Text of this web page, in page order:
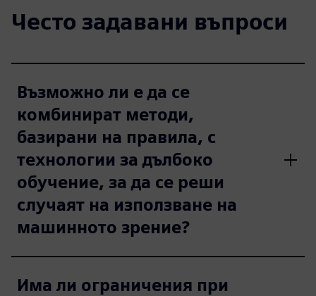
Често задавани въпроси
Възможно ли е да се
комбинират методи,
базирани на правила, с
технологии за дълбоко
обучение, за да се реши
случаят на използване на
машинното зрение?
Има ли ограничения при